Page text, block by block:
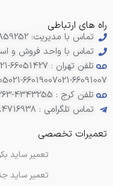
راه های ارتباطی
تماس با مدیریت: 09121859252
تماس با واحد فروش و استعلام
تلفن تهران : 66051427-021
021-66091007
021-66019007
تلفن کرج : 4343255-0263
تماس تلگرامی : 09384716938
تعمیرات تخصصی
تعمیر ساید
تعمیر ساید